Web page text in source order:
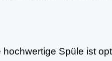
Spüle ist